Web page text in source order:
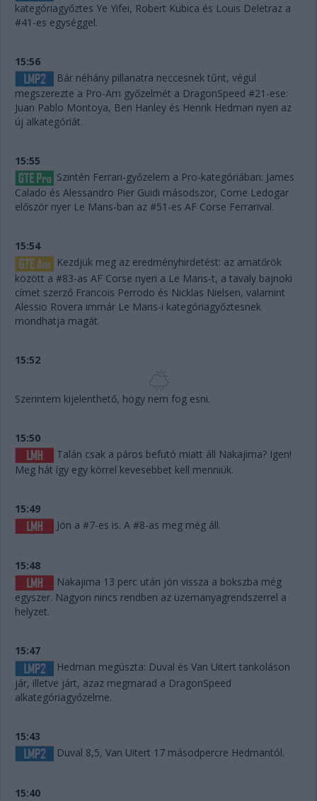
kategóriagyőztes Ye Yifei, Robert Kubica és Louis Deletraz a
#41-es egységgel.
15:56
Bár néhány pillanatra neccesnek tűnt, végül
megszerezte a Pro-Am győzelmét a DragonSpeed #21-ese:
Juan Pablo Montoya, Ben Hanley és Henrik Hedman nyeri az
új alkategóriát.
15:55
Szintén Ferrari-győzelem a Pro-kategóriában: James
Calado és Alessandro Pier Guidi másodszor, Come Ledogar
először nyer Le Mans-ban az #51-es AF Corse Ferrarival.
15:54
Kezdjük meg az eredményhirdetést: az amatőrök
között a #83-as AF Corse nyeri a Le Mans-t, a tavaly bajnoki
címet szerző Francois Perrodo és Nicklas Nielsen, valamint
Alessio Rovera immár Le Mans-i kategóriagyőztesnek
mondhatja magát.
15:52
Szerintem kijelenthető, hogy nem fog esni.
15:50
Talán csak a páros befutó miatt áll Nakajima? Igen!
Meg hát így egy körrel kevesebbet kell menniük.
15:49
Jön a #7-es is. A #8-as meg még áll.
15:48
Nakajima 13 perc után jön vissza a bokszba még
egyszer. Nagyon nincs rendben az üzemanyagrendszerrel a
helyzet.
15:47
Hedman megúszta: Duval és Van Uitert tankoláson
jár, illetve járt, azaz megmarad a DragonSpeed
alkategóriagyőzelme.
15:43
Duval 8,5, Van Uitert 17 másodpercre Hedmantól.
15:40